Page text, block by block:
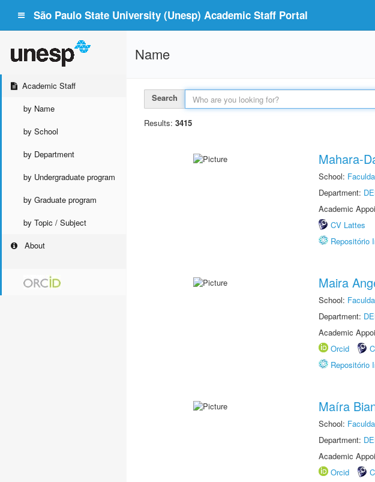
São Paulo State University (Unesp) Academic Staff Portal
Academic Staff
by Name
by School
by Department
by Undergraduate program
by Graduate program
by Topic / Subject
About
Name
Search
Results: 3415
Mahara-
School:
Department:
Academic
CV Lattes
Repositório
Maira
School:
Department:
Academic
Orcid
Repositório
Maíra
School:
Department:
Academic
Orcid